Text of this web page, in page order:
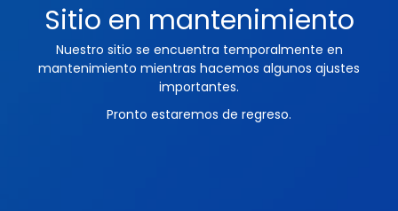
Sitio en mantenimiento
Nuestro sitio se encuentra temporalmente en
mantenimiento mientras hacemos algunos ajustes
importantes.
Pronto estaremos de regreso.